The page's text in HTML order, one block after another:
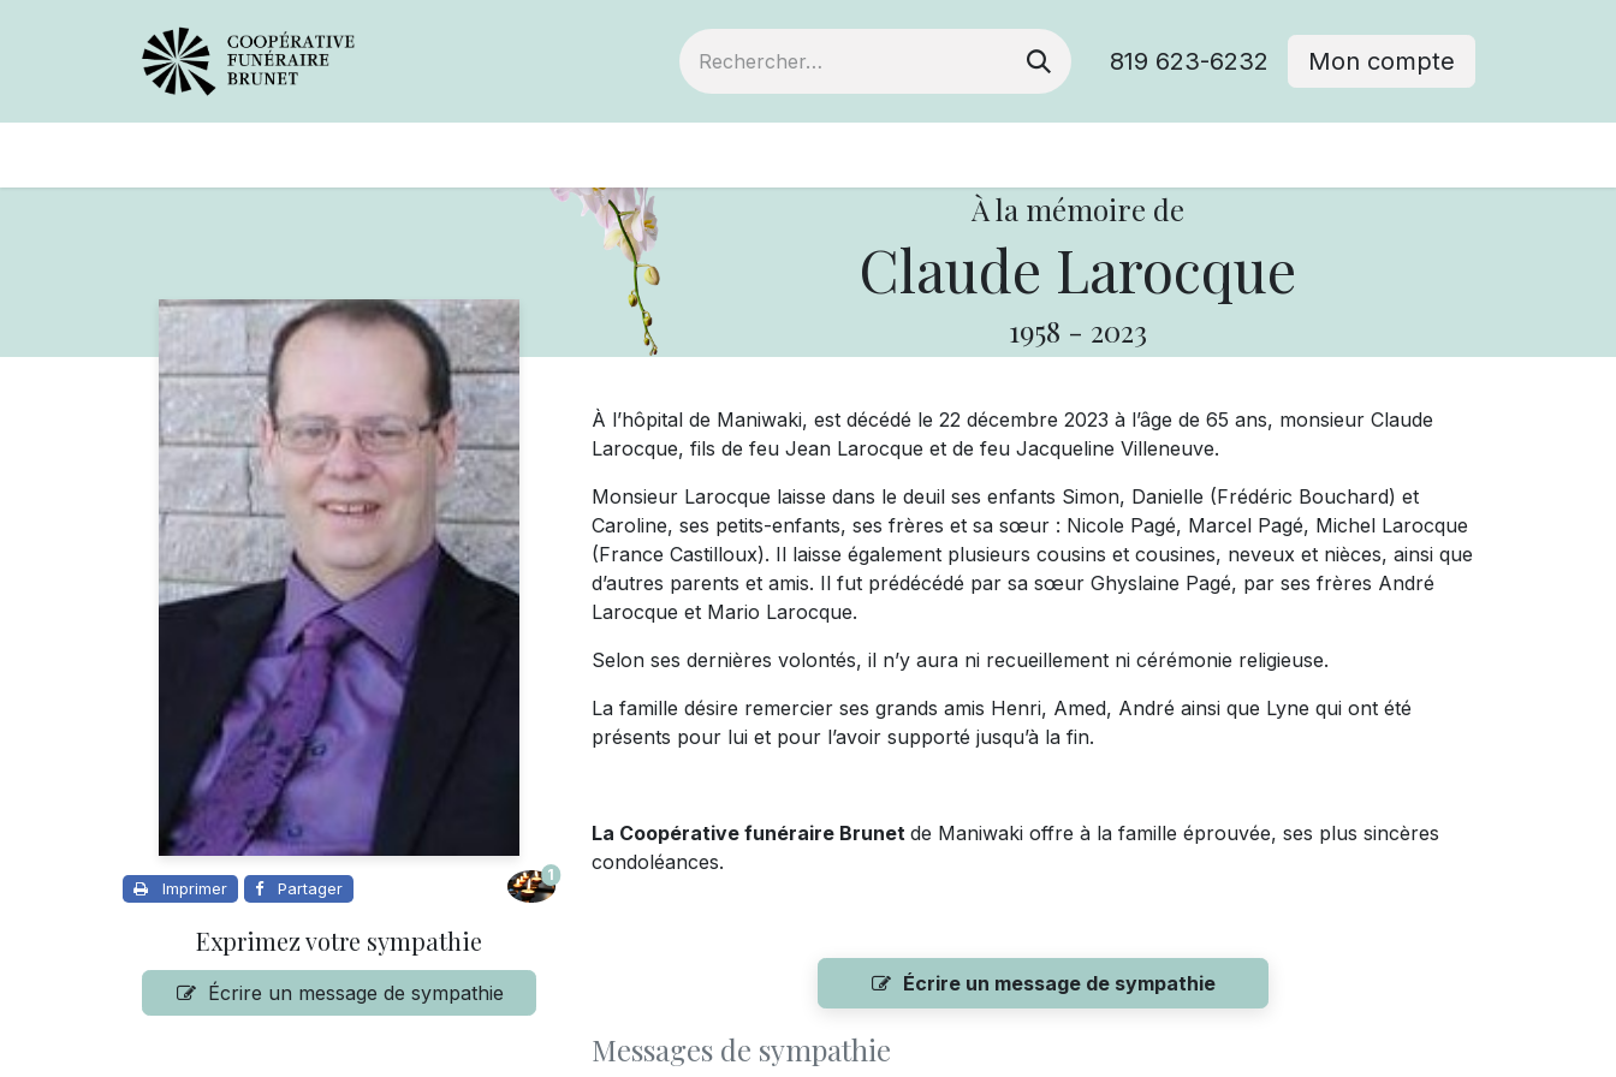
819 623-6232 Mon compte
À la mémoire de
Claude Larocque
1958 - 2023
Imprimer Partager
1
Exprimez votre sympathie
Écrire un message de sympathie
À l’hôpital de Maniwaki, est décédé le 22 décembre 2023 à l’âge de 65 ans, monsieur Claude
Larocque, fils de feu Jean Larocque et de feu Jacqueline Villeneuve.
Monsieur Larocque laisse dans le deuil ses enfants Simon, Danielle (Frédéric Bouchard) et
Caroline, ses petits-enfants, ses frères et sa sœur : Nicole Pagé, Marcel Pagé, Michel Larocque
(France Castilloux). Il laisse également plusieurs cousins et cousines, neveux et nièces, ainsi que
d’autres parents et amis. Il fut prédécédé par sa sœur Ghyslaine Pagé, par ses frères André
Larocque et Mario Larocque.
Selon ses dernières volontés, il n’y aura ni recueillement ni cérémonie religieuse.
La famille désire remercier ses grands amis Henri, Amed, André ainsi que Lyne qui ont été
présents pour lui et pour l’avoir supporté jusqu’à la fin.
La Coopérative funéraire Brunet de Maniwaki offre à la famille éprouvée, ses plus sincères
condoléances.
Écrire un message de sympathie
Messages de sympathie